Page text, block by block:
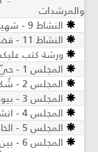
والمرشدات
النشاط 9 - شهيد المحراب - مرحلة الكشّافة والمرشدات
النشاط 11 - قضاء الحوائج - مرحلة الكشّافة والمرشدات
ورشة كتب
المجلس 1 - حيّ على العزاء - مرحلة الكشّافةوالمرشدات
المجلس 2 - شُكرًا لله - مرحلة الكشّافة والمرشدات
المجلس 3 - بيوت الله - مرحلة الكشّافة والمرشدات
المجلس 4 - انشر كتابك - مرحلة الكشّافة والمرشدات
المجلس 5 - الخامنئي وليّنا - مرحلة الكشّافة/المرشدات